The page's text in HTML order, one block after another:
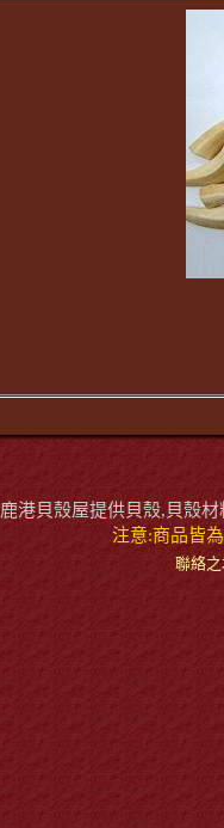
鹿港貝殼屋提供貝殼,貝殼
注意:商品皆
聯絡